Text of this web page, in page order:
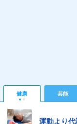
健康 芸能
運動より